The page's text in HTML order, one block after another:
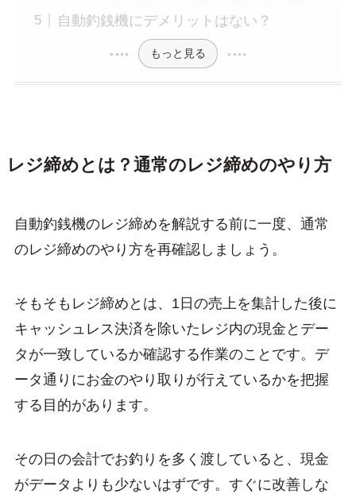
自動釣銭機にデメリットはない？
もっと見る
レジ締めとは？通常のレジ締めのやり方
自動釣銭機のレジ締めを解説する前に一度、通常
のレジ締めのやり方を再確認しましょう。
そもそもレジ締めとは、1日の売上を集計した後に
キャッシュレス決済を除いたレジ内の現金とデー
タが一致しているか確認する作業のことです。デ
ータ通りにお金のやり取りが行えているかを把握
する目的があります。
その日の会計でお釣りを多く渡していると、現金
がデータよりも少ないはずです。すぐに改善しな